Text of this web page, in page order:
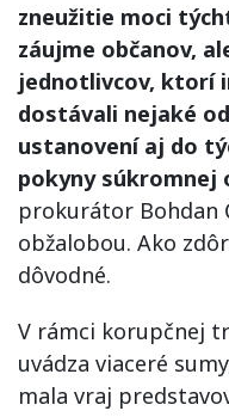
zneužitie moci
záujme občanov,
jednotlivcov, ktorí
dostávali nejaké
ustanovení aj do
pokyny súkromnej
prokurátor Bohdan
obžalobou. Ako
dôvodné.
V rámci korupčnej
uvádza viaceré
mala vraj